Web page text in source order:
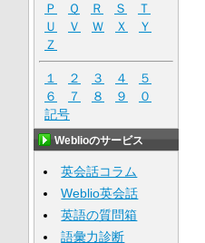
Ｐ
Ｑ Ｒ Ｓ
Ｔ
Ｕ
Ｖ Ｗ Ｘ
Ｙ
Ｚ
１ ２ ３ ４
５
６
７ ８ ９
０
記号
Weblioのサービス
英会話コラム
Weblio英会話
英語の質問箱
語彙力診断